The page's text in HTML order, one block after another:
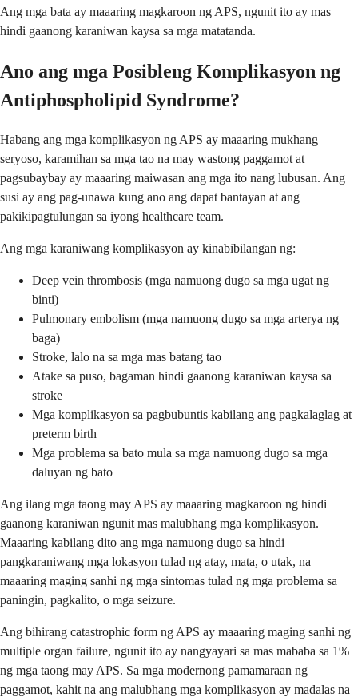
Ang mga bata ay maaaring magkaroon ng APS, ngunit ito ay mas
hindi gaanong karaniwan kaysa sa mga matatanda.
Ano ang mga Posibleng Komplikasyon ng
Antiphospholipid Syndrome?
Habang ang mga komplikasyon ng APS ay maaaring mukhang
seryoso, karamihan sa mga tao na may wastong paggamot at
pagsubaybay ay maaaring maiwasan ang mga ito nang lubusan. Ang
susi ay ang pag-unawa kung ano ang dapat bantayan at ang
pakikipagtulungan sa iyong healthcare team.
Ang mga karaniwang komplikasyon ay kinabibilangan ng:
Deep vein thrombosis (mga namuong dugo sa mga ugat ng
binti)
Pulmonary embolism (mga namuong dugo sa mga arterya ng
baga)
Stroke, lalo na sa mga mas batang tao
Atake sa puso, bagaman hindi gaanong karaniwan kaysa sa
stroke
Mga komplikasyon sa pagbubuntis kabilang ang pagkalaglag at
preterm birth
Mga problema sa bato mula sa mga namuong dugo sa mga
daluyan ng bato
Ang ilang mga taong may APS ay maaaring magkaroon ng hindi
gaanong karaniwan ngunit mas malubhang mga komplikasyon.
Maaaring kabilang dito ang mga namuong dugo sa hindi
pangkaraniwang mga lokasyon tulad ng atay, mata, o utak, na
maaaring maging sanhi ng mga sintomas tulad ng mga problema sa
paningin, pagkalito, o mga seizure.
Ang bihirang catastrophic form ng APS ay maaaring maging sanhi ng
multiple organ failure, ngunit ito ay nangyayari sa mas mababa sa 1%
ng mga taong may APS. Sa mga modernong pamamaraan ng
paggamot, kahit na ang malubhang mga komplikasyon ay madalas na